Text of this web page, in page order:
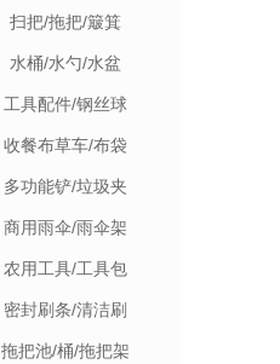
扫把/拖把/簸箕
水桶/水勺/水盆
工具配件/钢丝球
收餐布草车/布袋
多功能铲/垃圾夹
商用雨伞/雨伞架
农用工具/工具包
密封刷条/清洁刷
拖把池/桶/拖把架